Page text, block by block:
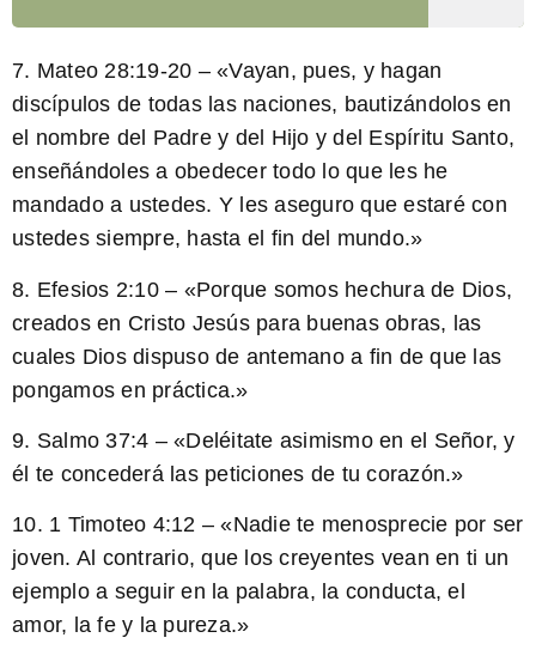
7. Mateo 28:19-20 – «Vayan, pues, y hagan
discípulos de todas las naciones, bautizándolos en
el nombre del Padre y del Hijo y del Espíritu Santo,
enseñándoles a obedecer todo lo que les he
mandado a ustedes. Y les aseguro que estaré con
ustedes siempre, hasta el fin del mundo.»
8. Efesios 2:10 – «Porque somos hechura de Dios,
creados en Cristo Jesús para buenas obras, las
cuales Dios dispuso de antemano a fin de que las
pongamos en práctica.»
9. Salmo 37:4 – «Deléitate asimismo en el Señor, y
él te concederá las peticiones de tu corazón.»
10. 1 Timoteo 4:12 – «Nadie te menosprecie por ser
joven. Al contrario, que los creyentes vean en ti un
ejemplo a seguir en la palabra, la conducta, el
amor, la fe y la pureza.»